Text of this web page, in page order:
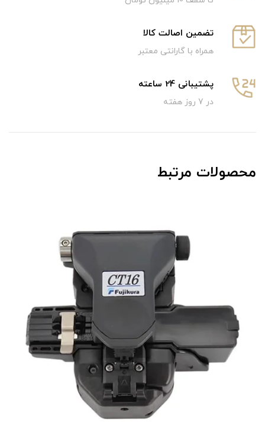
تضمین اصالت کالا
همراه با گارانتی معتبر
پشتیبانی 24 ساعته
در 7 روز هفته
محصولات مرتبط